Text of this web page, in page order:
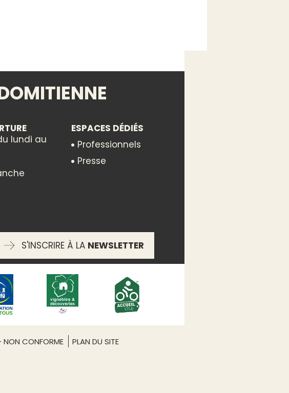
lundi au
ESPACES DÉDIÉS
Professionnels
Presse
S'INSCRIRE À LA NEWSLETTER
NON CONFORME PLAN DU SITE